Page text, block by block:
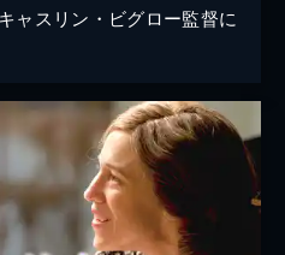
ャスリン・ビグロー監督に